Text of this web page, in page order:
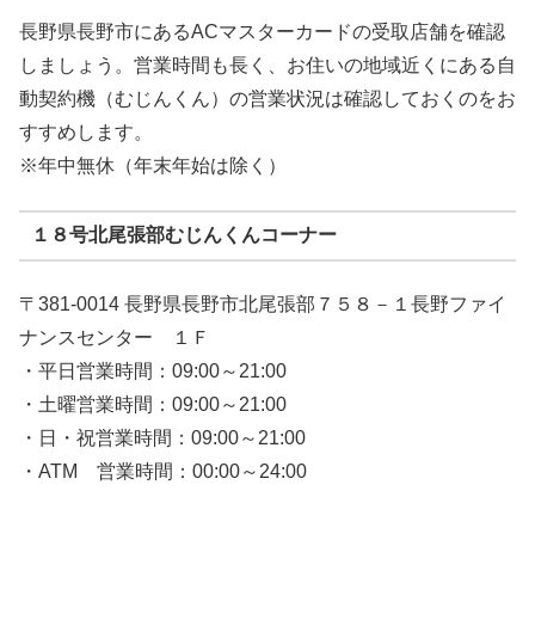
長野県長野市にあるACマスターカードの受取店舗を確認
しましょう。営業時間も長く、お住いの地域近くにある自
動契約機（むじんくん）の営業状況は確認しておくのをお
すすめします。
※年中無休（年末年始は除く）
１８号北尾張部むじんくんコーナー
〒381-0014 長野県長野市北尾張部７５８－１長野ファイ
ナンスセンター １Ｆ
・平日営業時間：09:00～21:00
・土曜営業時間：09:00～21:00
・日・祝営業時間：09:00～21:00
・ATM 営業時間：00:00～24:00